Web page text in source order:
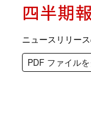
四半期
ニュースリリー
PDF ファイル